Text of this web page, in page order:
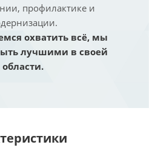
профилактике и
охватить всё, мы
лучшими в своей
области.